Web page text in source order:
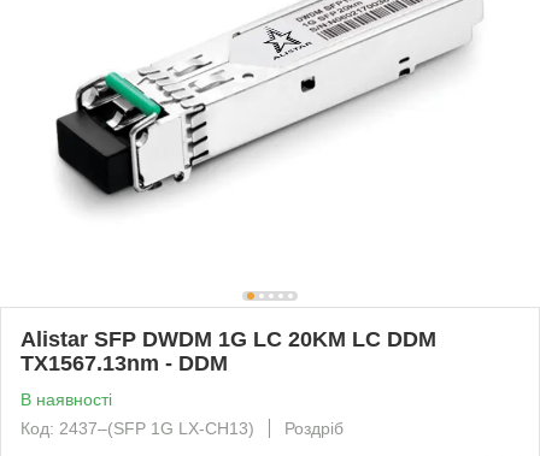
Alistar SFP DWDM 1G LC 20KM LC DDM
TX1567.13nm - DDM
В наявності
Код: 2437‒(SFP 1G LX-CH13)
Роздріб